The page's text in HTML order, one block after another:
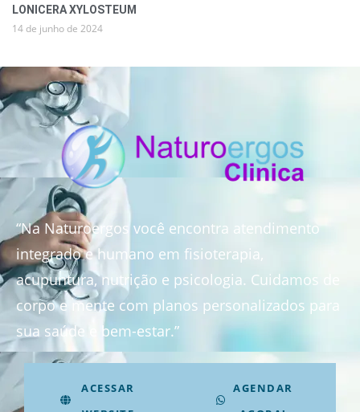
LONICERA XYLOSTEUM
14 de junho de 2024
“Na Naturoergos você encontra atendimento
integrado e humano em fisioterapia,
acupuntura, nutrição e psicologia. Cuidamos de
corpo e mente com planos personalizados para
sua saúde e bem-estar.”
ACESSAR
AGENDAR